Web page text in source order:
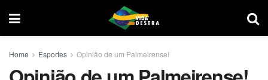
Home Esportes Opinião de um Palmeirense!